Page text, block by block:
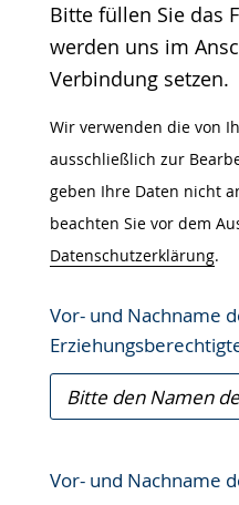
Bitte füllen Sie das
werden uns im
Verbindung setzen.
Wir verwenden die von
ausschließlich zur
geben Ihre Daten nicht
beachten Sie vor dem
Datenschutzerklärung.
Vor- und Nachname
Vor- und Nachname
wird
angezeigt.